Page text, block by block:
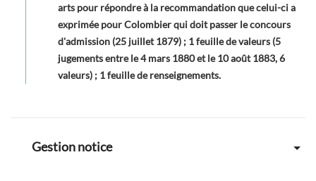
arts pour répondre à la recommandation que celui-ci a
exprimée pour Colombier qui doit passer le concours
d'admission (25 juillet 1879) ; 1 feuille de valeurs (5
jugements entre le 4 mars 1880 et le 10 août 1883, 6
valeurs) ; 1 feuille de renseignements.
Gestion notice